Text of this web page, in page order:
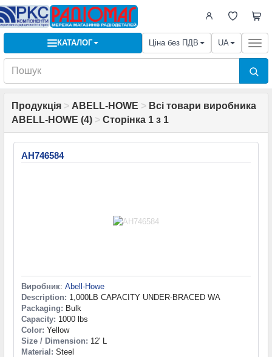
КАТАЛОГ Ціна без ПДВ UA
Продукція > ABELL-HOWE > Всі товари виробника
ABELL-HOWE (4) > Сторінка 1 з 1
AH746584
Виробник: Abell-Howe
Description: 1,000LB CAPACITY UNDER-BRACED WA
Packaging: Bulk
Capacity: 1000 lbs
Color: Yellow
Size / Dimension: 12' L
Material: Steel